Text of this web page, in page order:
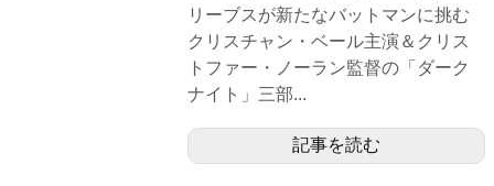
リーブスが新たなバットマンに挑む
クリスチャン・ベール主演＆クリス
トファー・ノーラン監督の「ダーク
ナイト」三部...
記事を読む